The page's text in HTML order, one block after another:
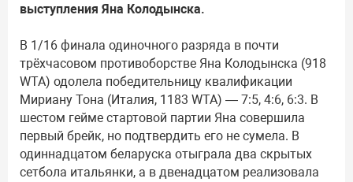
выступления Яна Колодынска.
В 1/16 финала одиночного разряда в почти
трёхчасовом противоборстве Яна Колодынска (918
WTA) одолела победительницу квалификации
Мириану Тона (Италия, 1183 WTA) — 7:5, 4:6, 6:3. В
шестом гейме стартовой партии Яна совершила
первый брейк, но подтвердить его не сумела. В
одиннадцатом беларуска отыграла два скрытых
сетбола итальянки, а в двенадцатом реализовала